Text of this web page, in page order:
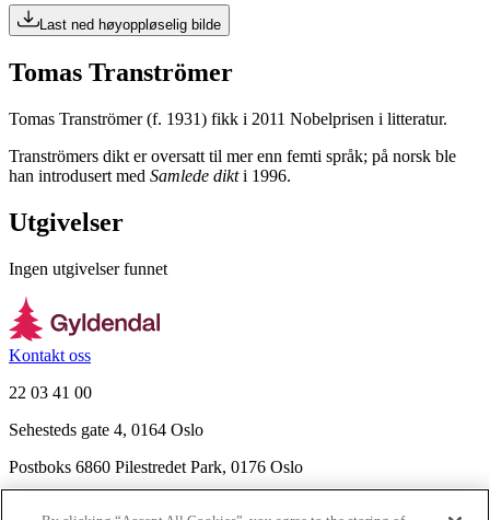
Last ned høyoppløselig bilde
Tomas Tranströmer
Tomas Tranströmer (f. 1931) fikk i 2011 Nobelprisen i litteratur.
Tranströmers dikt er oversatt til mer enn femti språk; på norsk ble
han introdusert med Samlede dikti 1996.
Utgivelser
Ingen utgivelser funnet
Kontakt oss
22 03 41 00
Sehesteds gate 4, 0164 Oslo
Postboks 6860 Pilestredet Park, 0176 Oslo